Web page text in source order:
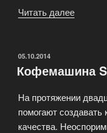
Читать далее
ОПУБЛИКОВАНО
05.10.2014
Кофемашина
На протяжении
помогают
качества.